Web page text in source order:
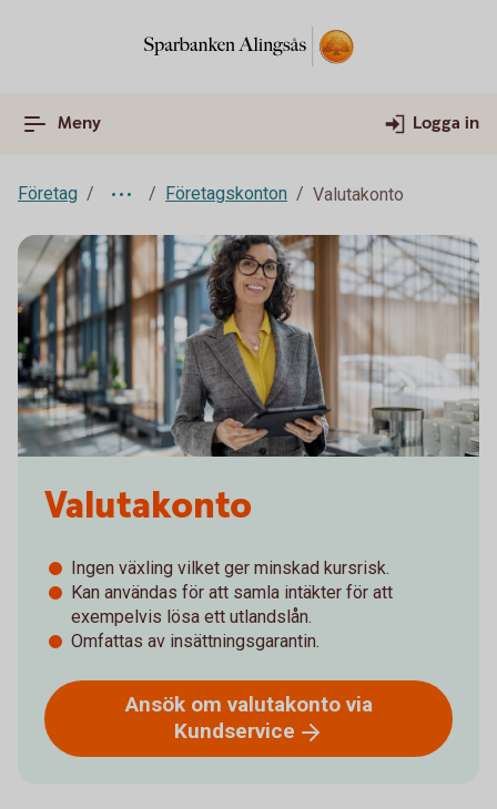
Meny Logga in
Företag Företagskonton Valutakonto
Valutakonto
Ingen växling vilket ger minskad kursrisk.
Kan användas för att samla intäkter för att
exempelvis lösa ett utlandslån.
Omfattas av insättningsgarantin.
Ansök om valutakonto via
Kundservice